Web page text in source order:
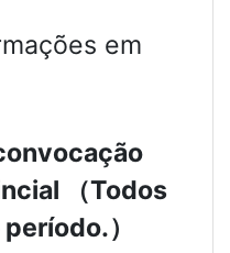
em
（Todos
）